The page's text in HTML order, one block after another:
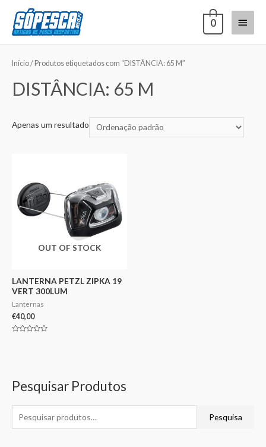
0
Pesquisar Produtos
Pesquisa
Início/ Produtos etiquetados com “DISTÂNCIA: 65 M”
DISTÂNCIA: 65 M
Apenas um resultado
OUT OF STOCK
LANTERNA PETZL ZIPKA 19
VERT 300LUM
Lanternas
€40,00